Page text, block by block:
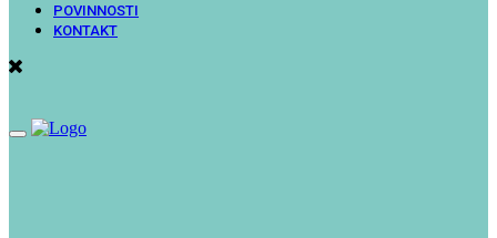
POVINNOSTI
KONTAKT
Toggle